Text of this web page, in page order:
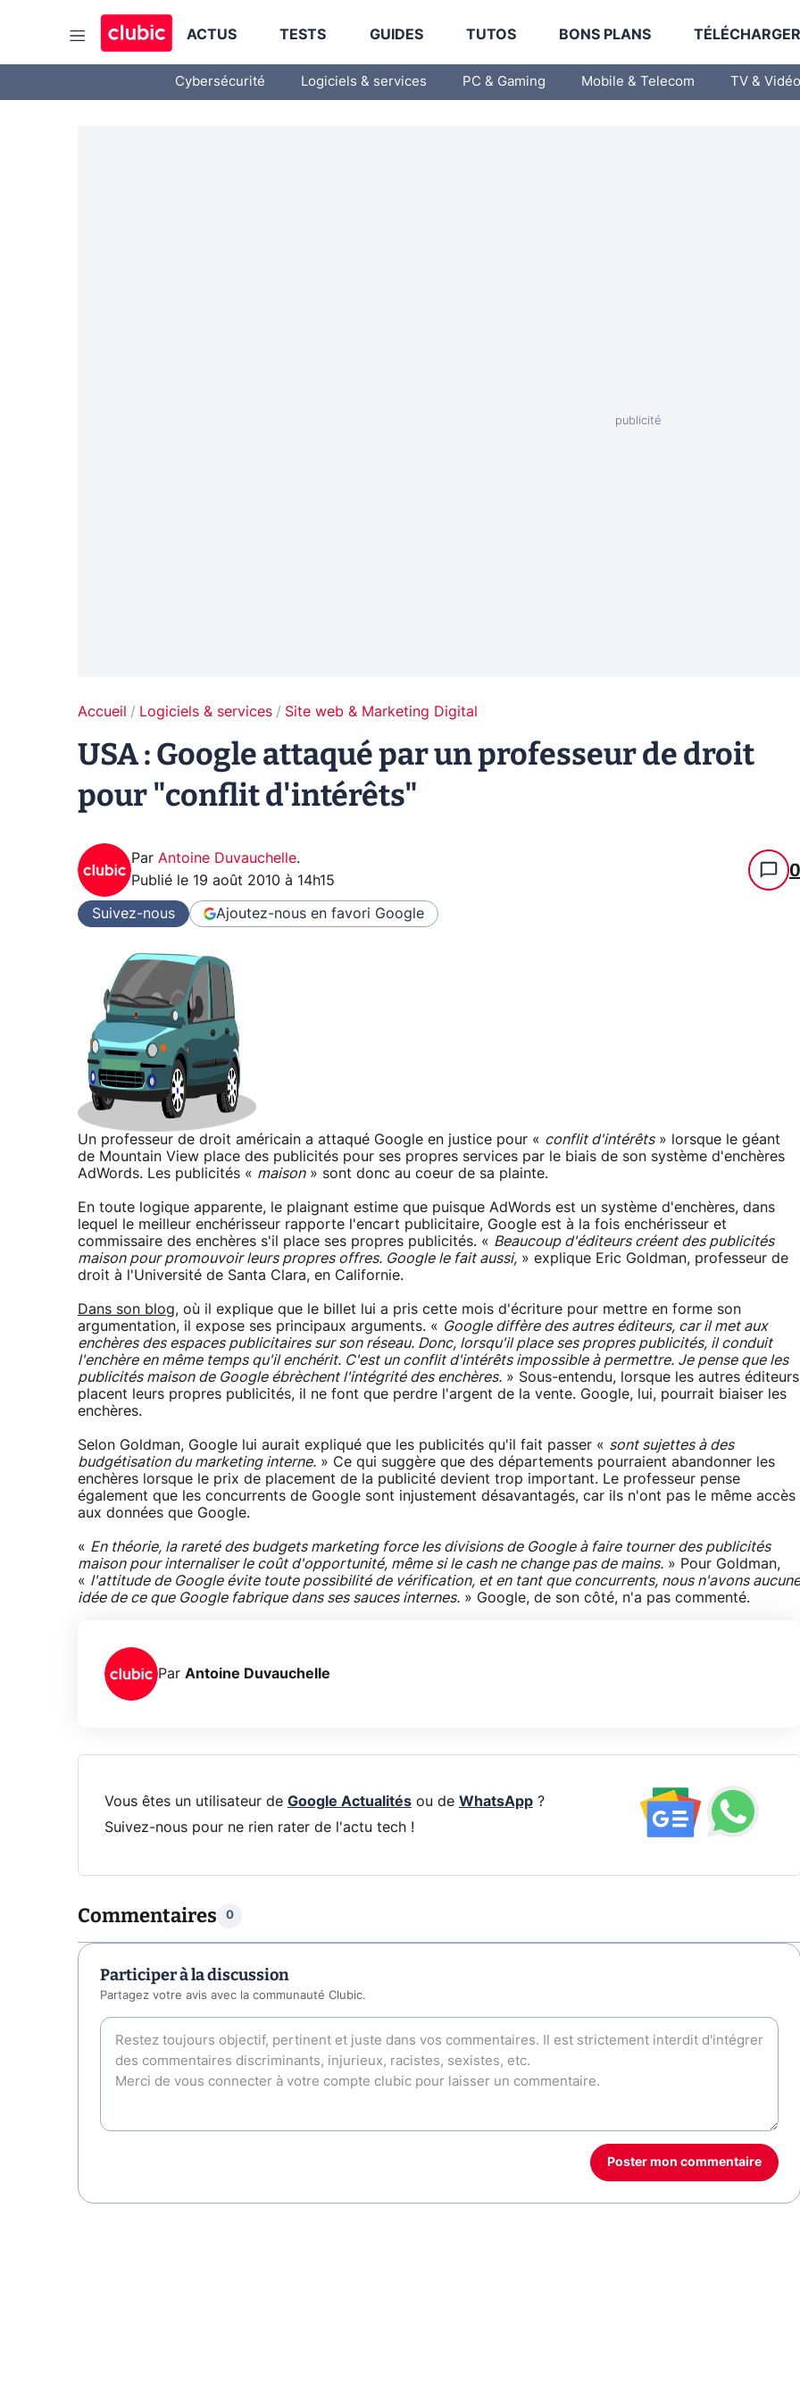
ACTUS TESTS GUIDES TUTOS BONS PLANS
Cybersécurité Logiciels & services PC & Gaming Mobile & Telecom TV & Vidéo
Accueil Logiciels & services Site web & Marketing Digital
USA : Google attaqué par un professeur de droit
pour "conflit d'intérêts"
Par Antoine Duvauchelle.
Publié le 19 août 2010 à 14h15 0
Suivez-nous Ajoutez-nous en favori Google
Un professeur de droit américain a attaqué Google en justice pour « conflit d'intérêts» lorsque le géant
de Mountain View place des publicités pour ses propres services par le biais de son système d'enchères
AdWords. Les publicités « maison» sont donc au coeur de sa plainte.
En toute logique apparente, le plaignant estime que puisque AdWords est un système d'enchères, dans
lequel le meilleur enchérisseur rapporte l'encart publicitaire, Google est à la fois enchérisseur et
commissaire des enchères s'il place ses propres publicités. « Beaucoup d'éditeurs créent des publicités
maison pour promouvoir leurs propres offres. Google le fait aussi, » explique Eric Goldman, professeur de
droit à l'Université de Santa Clara, en Californie.
Dans son blog, où il explique que le billet lui a pris cette mois d'écriture pour mettre en forme son
argumentation, il expose ses principaux arguments. « Google diffère des autres éditeurs, car il met aux
enchères des espaces publicitaires sur son réseau. Donc, lorsqu'il place ses propres publicités, il conduit
l'enchère en même temps qu'il enchérit. C'est un conflit d'intérêts impossible à permettre. Je pense que les
publicités maison de Google ébrèchent l'intégrité des enchères. » Sous-entendu, lorsque les autres éditeurs
placent leurs propres publicités, il ne font que perdre l'argent de la vente. Google, lui, pourrait biaiser les
enchères.
Selon Goldman, Google lui aurait expliqué que les publicités qu'il fait passer « sont sujettes à des
budgétisation du marketing interne. » Ce qui suggère que des départements pourraient abandonner les
enchères lorsque le prix de placement de la publicité devient trop important. Le professeur pense
également que les concurrents de Google sont injustement désavantagés, car ils n'ont pas le même accès
aux données que Google.
« En théorie, la rareté des budgets marketing force les divisions de Google à faire tourner des publicités
maison pour internaliser le coût d'opportunité, même si le cash ne change pas de mains. » Pour Goldman,
« l'attitude de Google évite toute possibilité de vérification, et en tant que concurrents, nous n'avons aucune
idée de ce que Google fabrique dans ses sauces internes. » Google, de son côté, n'a pas commenté.
Par Antoine Duvauchelle
Vous êtes un utilisateur de Google Actualitésou de WhatsApp?
Suivez-nous pour ne rien rater de l'actu tech !
Commentaires 0
Participer à la discussion
Partagez votre avis avec la communauté Clubic.
Poster mon commentaire